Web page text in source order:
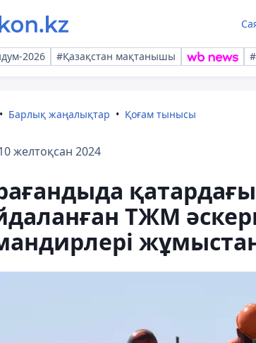
2026 #Қазақстан мақтанышы
Барлық жаңалықтар Қоғам тынысы
желтоқсан 2024
ТЖМ